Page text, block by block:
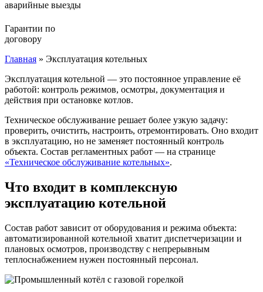
аварийные выезды
Гарантии по
договору
Главная » Эксплуатация котельных
Эксплуатация котельной — это постоянное управление её
работой: контроль режимов, осмотры, документация и
действия при остановке котлов.
Техническое обслуживание решает более узкую задачу:
проверить, очистить, настроить, отремонтировать. Оно входит
в эксплуатацию, но не заменяет постоянный контроль
объекта. Состав регламентных работ — на странице
«Техническое обслуживание котельных».
Что входит в комплексную
эксплуатацию котельной
Состав работ зависит от оборудования и режима объекта:
автоматизированной котельной хватит диспетчеризации и
плановых осмотров, производству с непрерывным
теплоснабжением нужен постоянный персонал.